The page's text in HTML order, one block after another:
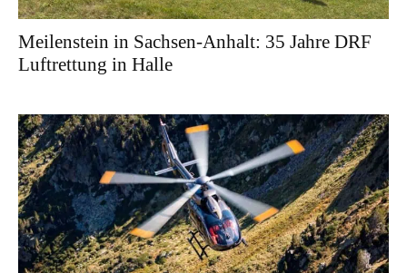
Meilenstein in Sachsen-Anhalt: 35 Jahre DRF
Luftrettung in Halle